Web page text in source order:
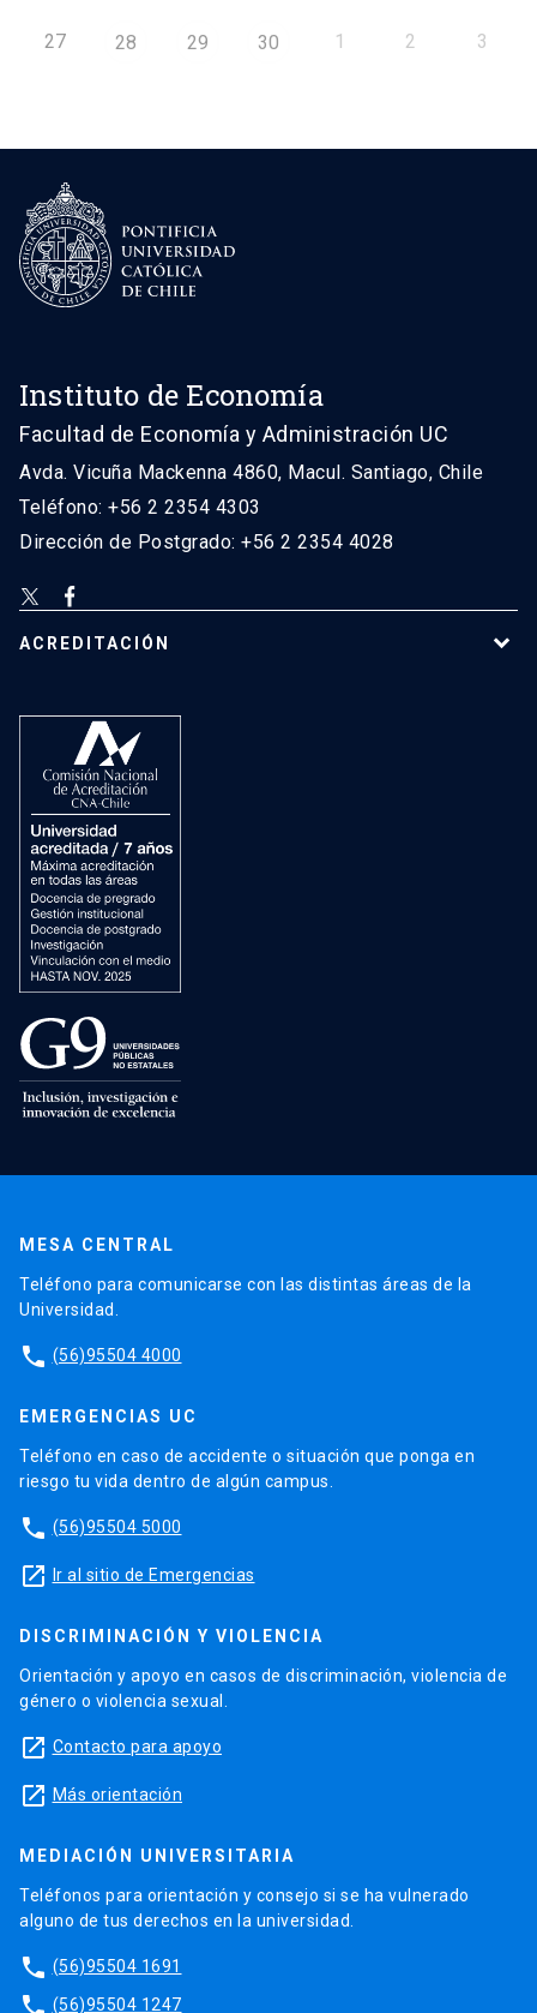
27 28 29 30 1 2 3
Instituto de Economía
Facultad de Economía y Administración UC
Avda. Vicuña Mackenna 4860, Macul. Santiago, Chile
Teléfono: +56 2 2354 4303
Dirección de Postgrado: +56 2 2354 4028
ACREDITACIÓN
MESA CENTRAL
Teléfono para comunicarse con las distintas áreas de la
Universidad.
phone (56)95504 4000
EMERGENCIAS UC
Teléfono en caso de accidente o situación que ponga en
riesgo tu vida dentro de algún campus.
phone (56)95504 5000
launch Ir al sitio de Emergencias
DISCRIMINACIÓN Y VIOLENCIA
Orientación y apoyo en casos de discriminación, violencia de
género o violencia sexual.
launch Contacto para apoyo
launch Más orientación
MEDIACIÓN UNIVERSITARIA
Teléfonos para orientación y consejo si se ha vulnerado
alguno de tus derechos en la universidad.
phone (56)95504 1691
phone (56)95504 1247